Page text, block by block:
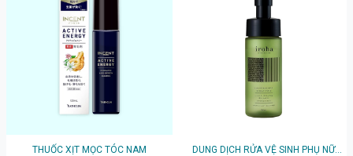
THUỐC XỊT MỌC TÓC NAM
DUNG DỊCH RỬA VỆ SINH PHỤ NỮ